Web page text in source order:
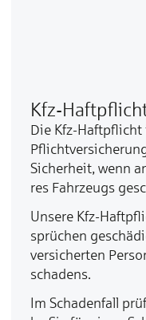
Kfz-
Die Kfz-
Si­cher­heit, wenn
res Fahr­zeugs
Un­se­re Kfz-
sprü­chen
ver­si­cher­ten
scha­dens.
Im Scha­den­fall